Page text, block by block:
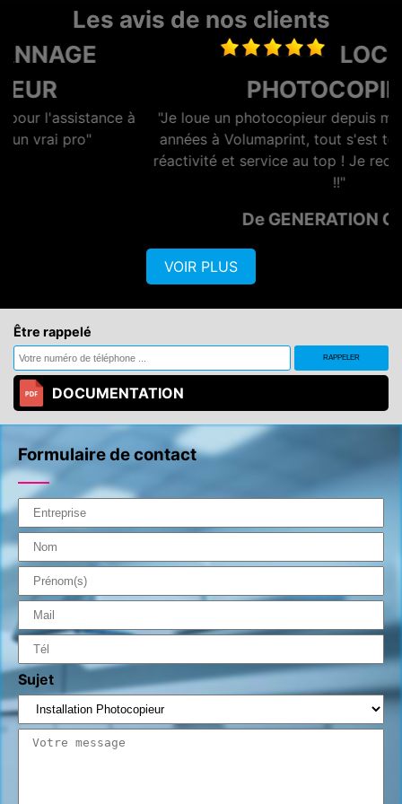
Les avis de nos clients
LOCATION
PHOTOCOPIEUR
"Je loue un photocopieur depuis maintenant plusieurs
années à Volumaprint, tout s'est toujours bien passé,
réactivité et service au top ! Je recommande vivement
De GENERATION OPTIQ
VOIR PLUS
Être rappelé
DOCUMENTATION
Formulaire de contact
Sujet